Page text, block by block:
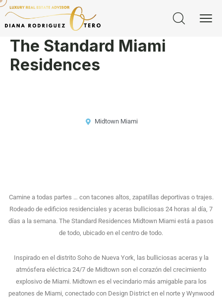
The Standard Miami
Residences
Midtown Miami
Camine a todas partes … con tacones altos, zapatillas deportivas o trajes.
Rodeado de edificios residenciales y aceras bulliciosas 24 horas al día, 7
días a la semana. The Standard Residences Midtown Miami está a pasos
de todo, ubicado en el centro de todo.
Inspirado en el distrito Soho de Nueva York, las bulliciosas aceras y la
atmósfera eléctrica 24/7 de Midtown son el corazón del crecimiento
explosivo de Miami. Midtown es el vecindario más amigable para los
peatones de Miami, conectado con Design District en el norte y Wynwood